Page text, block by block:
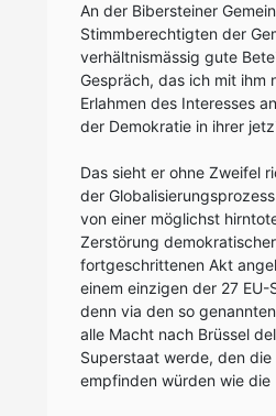
An der Bibersteiner
Stimmberechtigten der
verhältnismässig gute
Gespräch, das ich mit ihm
Erlahmen des Interesses
der Demokratie in ihrer
Das sieht er ohne Zweifel
der
von einer möglichst
Zerstörung
fortgeschrittenen Akt
einem einzigen der 27
denn via den so
alle Macht nach Brüssel
Superstaat werde, den
empfinden würden wie die